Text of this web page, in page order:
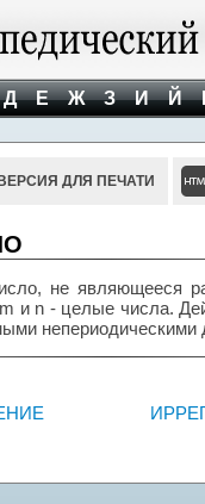
Д Е Ж З И Й
ВЕРСИЯ ДЛЯ ПЕЧАТИ
не являющееся
и n - целые числа.